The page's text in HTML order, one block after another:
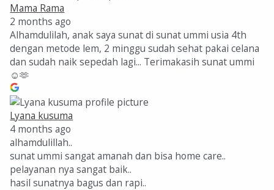
Mama Rama
2 months ago
Alhamdulilah, anak saya sunat di sunat ummi usia 4th
dengan metode lem, 2 minggu sudah sehat pakai celana
dan sudah naik sepedah lagi... Terimakasih sunat ummi
☺️🫶
Lyana kusuma
4 months ago
alhamdulillah..
sunat ummi sangat amanah dan bisa home care..
pelayanan nya sangat baik..
hasil sunatnya bagus dan rapi..